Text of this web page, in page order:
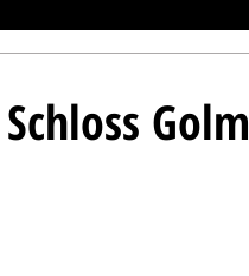
Golm